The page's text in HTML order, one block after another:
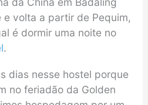
e volta a partir de Pequim,
é dormir uma noite no
.
dias nesse hostel porque
no feriadão da Golden